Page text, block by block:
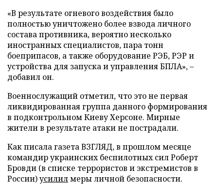
«В результате огневого воздействия было
полностью уничтожено более взвода личного
состава противника, вероятно несколько
иностранных специалистов, пара тонн
боеприпасов, а также оборудование РЭБ, РЭР и
устройства для запуска и управления БПЛА», –
добавил он.
Военнослужащий отметил, что это не первая
ликвидированная группа данного формирования
в подконтрольном Киеву Херсоне. Мирные
жители в результате атаки не пострадали.
Как писала газета ВЗГЛЯД, в прошлом месяце
командир украинских беспилотных сил Роберт
Бровди (в списке террористов и экстремистов в
России)усилилмеры личной безопасности.